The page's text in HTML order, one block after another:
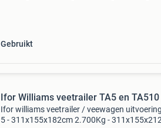
Gebruikt
Ifor Williams veetrailer TA5 en TA510
Ifor williams veetrailer / veewagen
5 - 311x155x182cm 2.700Kg -